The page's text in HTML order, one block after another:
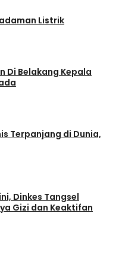
Listrik
Di Belakang Kepala
Terpanjang di Dunia,
Dinkes Tangsel
Gizi dan Keaktifan